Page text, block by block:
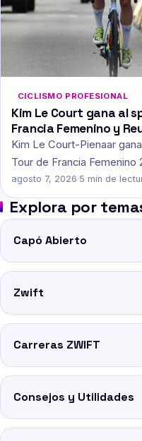
CICLISMO PROFESIONAL
Kim Le Court gana al
Francia Femenino y
Kim Le Court-Pienaar
Tour de Francia Femenino
agosto 7, 2026·5 min de
Explora por
Capó Abierto
Zwift
Carreras ZWIFT
Consejos y Utilidades